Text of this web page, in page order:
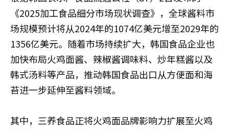
《2025加工食品细分市场现状调查》，全球酱料市
场规模预计将从2024年的1074亿美元增至2029年的
1356亿美元。随着市场持续扩大，韩国食品企业也
加快布局火鸡面酱、辣椒酱调味料、炒年糕酱以及
韩式汤料等产品，推动韩国食品出口从方便面和海
苔进一步延伸至酱料领域。
其中，三养食品正将火鸡面品牌影响力扩展至火鸡